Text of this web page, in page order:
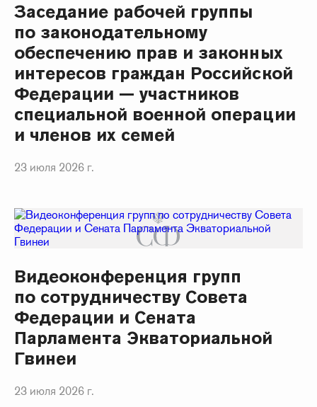
Заседание рабочей группы
по законодательному
обеспечению прав и законных
интересов граждан Российской
Федерации — участников
специальной военной операции
и членов их семей
23 июля 2026 г.
Видеоконференция групп
по сотрудничеству Совета
Федерации и Сената
Парламента Экваториальной
Гвинеи
23 июля 2026 г.